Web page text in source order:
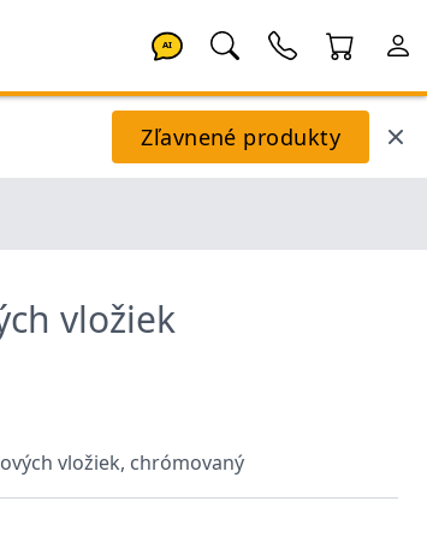
AI
Zľavnené produkty
vložiek
vložiek, chrómovaný